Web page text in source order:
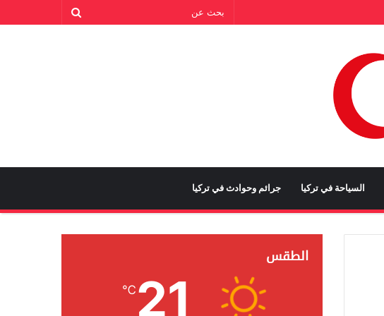
السياحة في تركيا جرائم وحوادث في تركيا
الطقس
21
℃